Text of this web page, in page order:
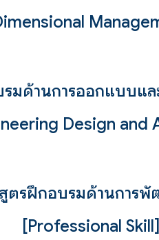
ด้านการออกแบบและ
Design and
ตรฝึกอบรมด้านการ
[Professional Skill]